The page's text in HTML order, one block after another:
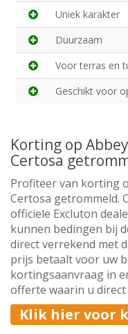
Uniek karakter
Duurzaam
Voor terras en
Geschikt voor
Korting op
Certosa
Profiteer van korting
Certosa getrommeld.
officiele Excluton
kunnen bedingen bij
direct verrekend met
prijs betaalt voor uw
kortingsaanvraag in
offerte waarin u
Klik hier voor